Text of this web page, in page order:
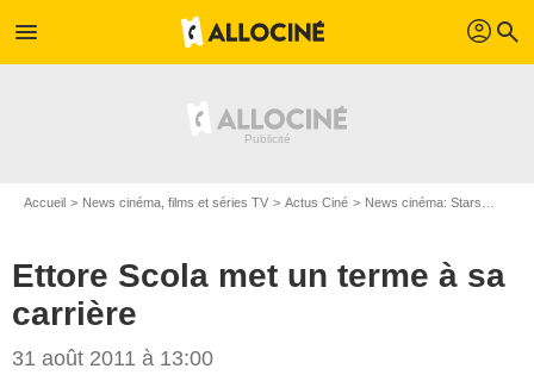
menu profil search
Accueil News cinéma, films et séries TV Actus Ciné News cinéma: Stars
Ettore Scola met un terme à sa
carrière
31 août 2011 à 13:00